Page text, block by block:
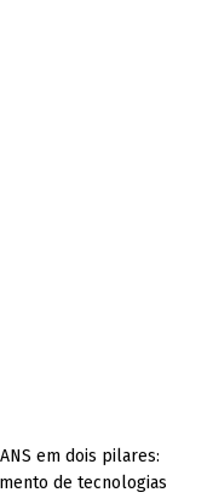
em dois pilares:
de tecnologias